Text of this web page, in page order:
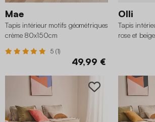
Mae
Tapis intérieur motifs géométriques
crème 80x150cm
5 (1)
49,99 €
Olli
Tapis
rose et